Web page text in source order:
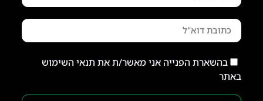
בהשארת הפנייה אני מאשר/ת את תנאי השימוש
באתר